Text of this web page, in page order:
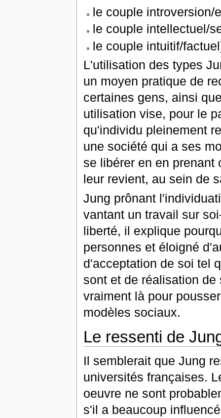
le couple introversion/
le couple intellectuel/
le couple intuitif/
L'utilisation des types
un moyen pratique de
certaines gens, ainsi
utilisation vise, pour le
qu'individu pleinement
une société qui a ses
se libérer en en
leur revient, au sein de
Jung prônant
vantant un travail sur
liberté, il explique
personnes et éloigné
d'acceptation de soi tel
sont et de réalisation
vraiment là pour
modèles sociaux.
Le ressenti de
Il semblerait que Jung
universités françaises.
oeuvre ne sont
s'il a beaucoup